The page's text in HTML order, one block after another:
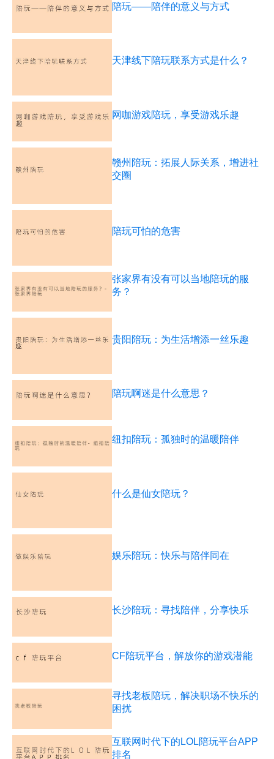
陪玩——陪伴的意义与方式
天津线下陪玩联系方式是什么？
网咖游戏陪玩，享受游戏乐趣
赣州陪玩：拓展人际关系，增进社
交圈
陪玩可怕的危害
张家界有没有可以当地陪玩的服
务？
贵阳陪玩：为生活增添一丝乐趣
陪玩啊迷是什么意思？
纽扣陪玩：孤独时的温暖陪伴
什么是仙女陪玩？
娱乐陪玩：快乐与陪伴同在
长沙陪玩：寻找陪伴，分享快乐
CF陪玩平台，解放你的游戏潜能
寻找老板陪玩，解决职场不快乐的
困扰
互联网时代下的LOL陪玩平台APP
排名